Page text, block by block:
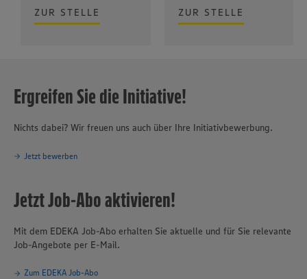
ZUR STELLE ZUR STELLE
Ergreifen Sie die Initiative!
Nichts dabei? Wir freuen uns auch über Ihre Initiativbewerbung.
Jetzt bewerben
Jetzt Job-Abo aktivieren!
Mit dem EDEKA Job-Abo erhalten Sie aktuelle und für Sie relevante
Job-Angebote per E-Mail.
Zum EDEKA Job-Abo